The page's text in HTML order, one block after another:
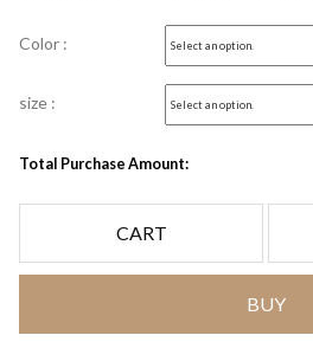
Color :
size :
Total Purchase Amount:
CART
BUY